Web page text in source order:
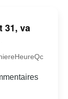
31, va